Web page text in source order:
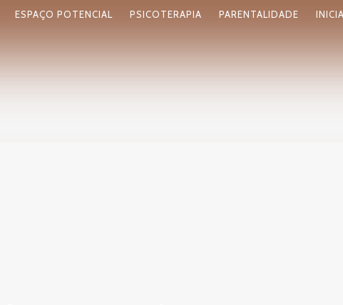
ESPAÇO POTENCIAL PSICOTERAPIA PARENTALIDADE